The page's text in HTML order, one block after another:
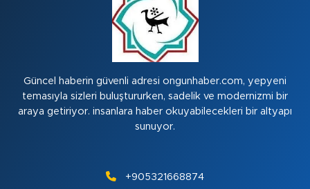
Güncel haberin güvenli adresi ongunhaber.com, yepyeni
temasıyla sizleri buluştururken, sadelik ve modernizmi bir
araya getiriyor. insanlara haber okuyabilecekleri bir altyapı
sunuyor.
+905321668874